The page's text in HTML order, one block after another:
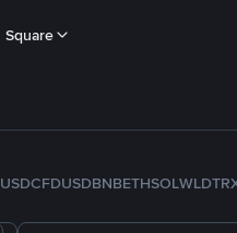
Square
USDCFDUSDBNBETHSOLWLD